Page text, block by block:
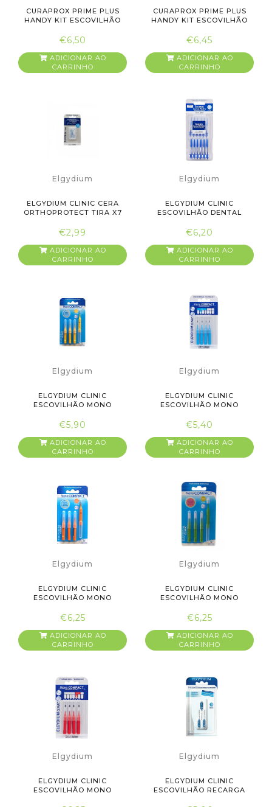
CURAPROX PRIME PLUS
HANDY KIT ESCOVILHÃO
€6,50
ADICIONAR AO
CARRINHO
CURAPROX PRIME PLUS
HANDY KIT ESCOVILHÃO
€6,45
ADICIONAR AO
CARRINHO
Elgydium
ELGYDIUM CLINIC CERA
ORTHOPROTECT TIRA X7
€2,99
ADICIONAR AO
CARRINHO
Elgydium
ELGYDIUM CLINIC
ESCOVILHÃO DENTAL
€6,20
ADICIONAR AO
CARRINHO
Elgydium
ELGYDIUM CLINIC
ESCOVILHÃO MONO
€5,90
ADICIONAR AO
CARRINHO
Elgydium
ELGYDIUM CLINIC
ESCOVILHÃO MONO
€5,40
ADICIONAR AO
CARRINHO
Elgydium
ELGYDIUM CLINIC
ESCOVILHÃO MONO
€6,25
ADICIONAR AO
CARRINHO
Elgydium
ELGYDIUM CLINIC
ESCOVILHÃO MONO
€6,25
ADICIONAR AO
CARRINHO
Elgydium
ELGYDIUM CLINIC
ESCOVILHÃO MONO
Elgydium
ELGYDIUM CLINIC
ESCOVILHÃO RECARGA